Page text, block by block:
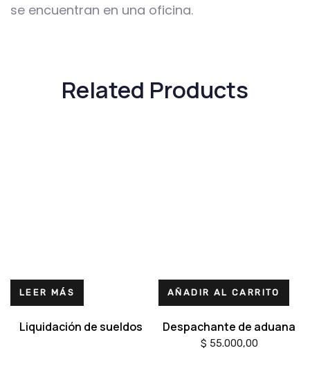
se encuentran en una oficina.
Related Products
LEER MÁS
Liquidación de sueldos
AÑADIR AL CARRITO
Despachante de aduana
$ 55.000,00